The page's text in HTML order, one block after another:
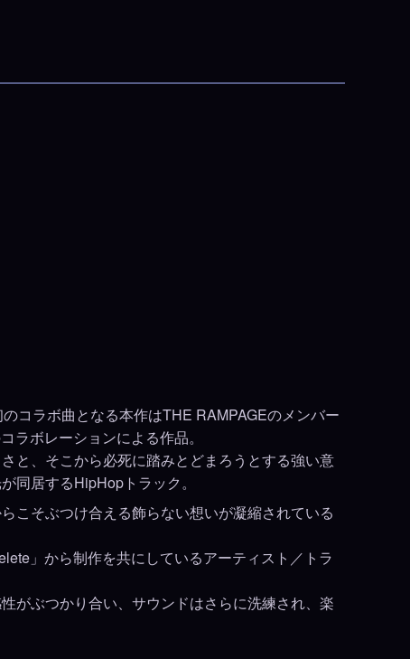
コラボ曲となる本作はTHE RAMPAGEのメンバー
ラボレーションによる作品。
と、そこから必死に踏みとどまろうとする強い意
同居するHipHopトラック。
こそぶつけ合える飾らない想いが凝縮されている
」から制作を共にしているアーティスト／トラ
がぶつかり合い、サウンドはさらに洗練され、楽